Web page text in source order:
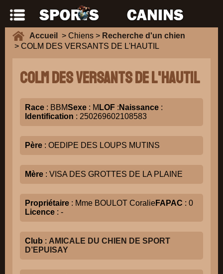
Accueil > Chiens > Recherche d'un chien
> COLM DES VERSANTS DE L'HAUTIL
COLM DES VERSANTS DE L'HAUTIL
Race : BBMSexe : M LOF : Naissance :
Identification : 250269602108583
Père : OEDIPE DES LOUPS MUTINS
Mère : VISA DES GROTTES DE LA PLAINE
Propriétaire : Mme BOULOT CoralieFAPAC : 0
Licence : -
Club : AMICALE DU CHIEN DE SPORT
D’EPUISAY